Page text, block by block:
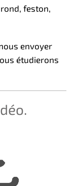
feston,
envoyer
étudierons